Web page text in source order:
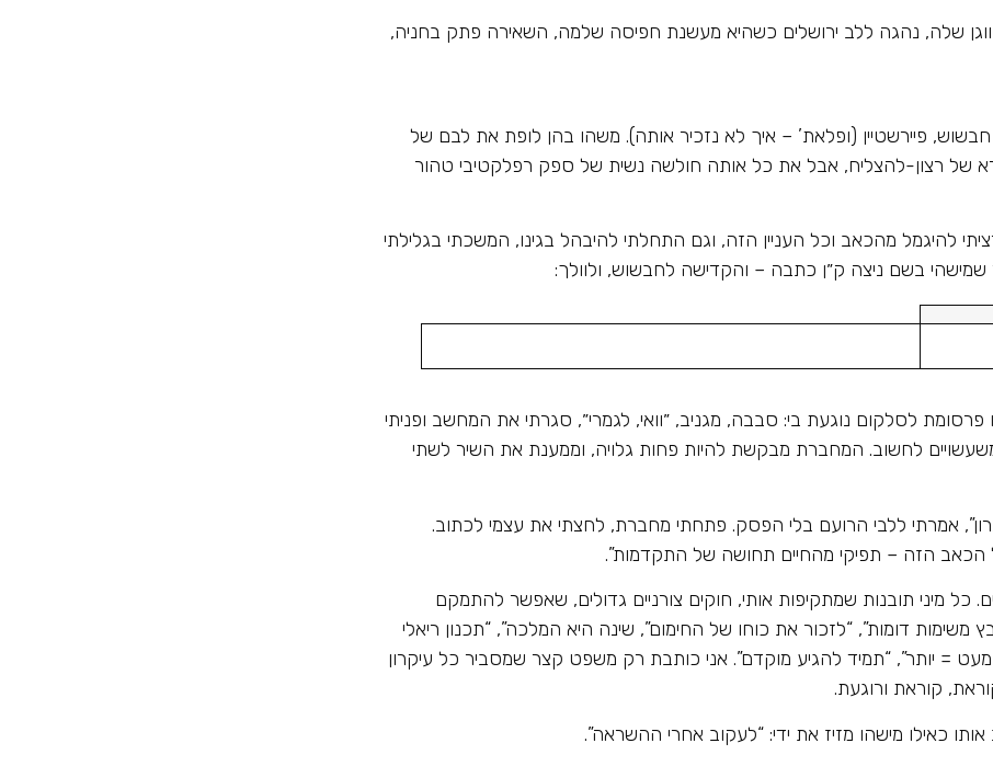
שלה, נהגה ללב ירושלים כשהיא מעשנת חפיסה שלמה, השאירה פתק בחניה,
פיירשטיין (ופלאת’ – איך לא נזכיר אותה). משהו בהן לופת את לבם של
של רצון-להצליח, אבל את כל אותה חולשה נשית של ספק רפלקטיבי טהור
להיגמל מהכאב וכל העניין הזה, וגם התחלתי להיבהל בגינו, המשכתי בגלילתי
בשם ניצה ק״ן כתבה – והקדישה לחבשוש, ולוולך:
לסלקום נוגעת בי: סבבה, מגניב, ״וואי, לגמרי״, סגרתי את המחשב ופניתי
לחשוב. המחברת מבקשת להיות פחות גלויה, וממענת את השיר לשתי
אמרתי ללבי הרועם בלי הפסק. פתחתי מחברת, לחצתי את עצמי לכתוב.
הכאב הזה – תפיקי מהחיים תחושה של התקדמות”.
מיני תובנות שמתקיפות אותי, חוקים צורניים גדולים, שאפשר להתמקם
דומות”, “לזכור את כוחו של החימום”, שינה היא המלכה”, “תכנון ריאלי
= יותר”, “תמיד להגיע מוקדם”. אני כותבת רק משפט קצר שמסביר כל עיקרון
קוראת ורוגעת.
כאילו מישהו מזיז את ידי: “לעקוב אחרי ההשראה”.